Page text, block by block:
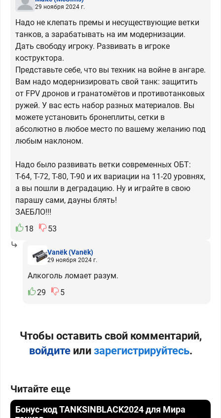
29 ноября 2024 г.
Надо не клепать премы и несуществующие ветки
танков, а зарабатывать на им модернизации.
Дать свободу игроку. Развивать в игроке
коструктора.
Представьте себе, что вы техник на войне в ангаре.
Вам надо модернизировать свой танк: защитить
от FPV дронов и гранатомётов и противотанковых
ружей. У вас есть набор разных материалов. Вы
можете установить бронеплиты, сетки в
абсолютно в любое место по вашему желанию под
любым наклоном.
Надо было развивать ветки современных ОБТ:
Т-64, Т-72, Т-80, Т-90 и их вариации на 11-20 уровнях,
а вы пошли в деградацию. Ну и играйте в свою
парашу сами, дауны блять!
ЗАЕБЛО!!!
18
53
Vanёk(Vanёk)
29 ноября 2024 г.
Алкоголь ломает разум.
29
5
Чтобы оставить свой комментарий,
войдитеили зарегистрируйтесь.
Читайте еще
Бонус-код TANKSINBLACK2024 для Мира